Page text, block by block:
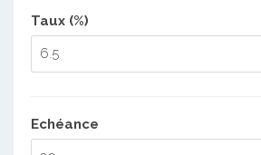
Taux (%)
Echéance